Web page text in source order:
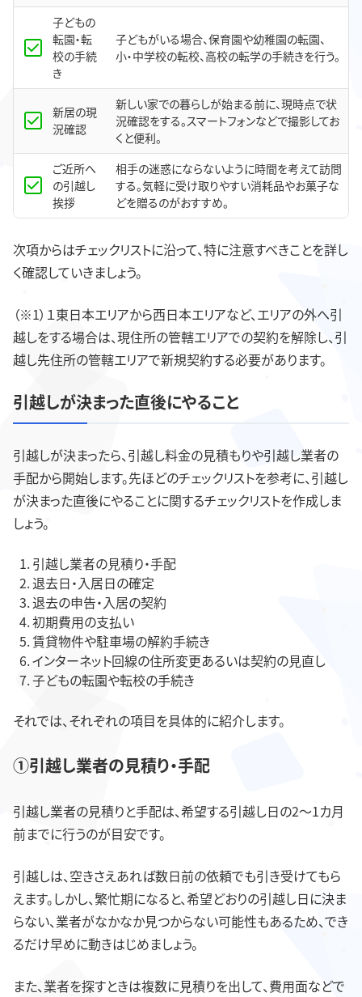
子どもの
転園・転
校の手続
き
子どもがいる場合、保育園や幼稚園の転園、
小・中学校の転校、高校の転学の手続きを行う。
新居の現
況確認
新しい家での暮らしが始まる前に、現時点で状
況確認をする。スマートフォンなどで撮影してお
くと便利。
ご近所へ
の引越し
挨拶
相手の迷惑にならないように時間を考えて訪問
する。気軽に受け取りやすい消耗品やお菓子な
どを贈るのがおすすめ。
次項からはチェックリストに沿って、特に注意すべきことを詳し
く確認していきましょう。
（※1）１東日本エリアから西日本エリアなど、エリアの外へ引
越しをする場合は、現住所の管轄エリアでの契約を解除し、引
越し先住所の管轄エリアで新規契約する必要があります。
引越しが決まった直後にやること
引越しが決まったら、引越し料金の見積もりや引越し業者の
手配から開始します。先ほどのチェックリストを参考に、引越し
が決まった直後にやることに関するチェックリストを作成しま
しょう。
引越し業者の見積り・手配
退去日・入居日の確定
退去の申告・入居の契約
初期費用の支払い
賃貸物件や駐車場の解約手続き
インターネット回線の住所変更あるいは契約の見直し
子どもの転園や転校の手続き
それでは、それぞれの項目を具体的に紹介します。
①引越し業者の見積り・手配
引越し業者の見積りと手配は、希望する引越し日の2～1カ月
前までに行うのが目安です。
引越しは、空きさえあれば数日前の依頼でも引き受けてもら
えます。しかし、繁忙期になると、希望どおりの引越し日に決ま
らない、業者がなかなか見つからない可能性もあるため、でき
るだけ早めに動きはじめましょう。
また、業者を探すときは複数に見積りを出して、費用面などで